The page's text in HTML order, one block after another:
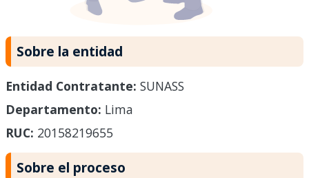
Sobre la entidad
Entidad Contratante: SUNASS
Departamento: Lima
RUC: 20158219655
Sobre el proceso